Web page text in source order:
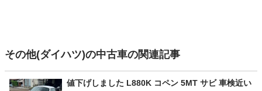
その他(ダイハツ)の中古車の関連記事
値下げしました L880K コペン 5MT サビ 車検近い